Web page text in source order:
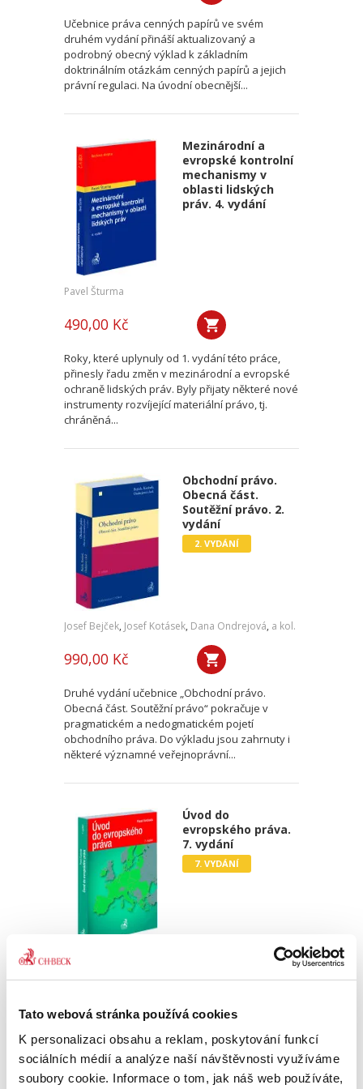
Tato webová stránka používá cookies
K personalizaci obsahu a reklam, poskytování funkcí
sociálních médií a analýze naší návštěvnosti využíváme
soubory cookie. Informace o tom, jak náš web používáte,
Učebnice práva cenných papírů ve svém
druhém vydání přináší aktualizovaný a
podrobný obecný výklad k základním
doktrinálním otázkám cenných papírů a jejich
právní regulaci. Na úvodní obecnější...
Mezinárodní a
evropské kontrolní
mechanismy v
oblasti lidských
práv. 4. vydání
Pavel Šturma
490,00 Kč
Roky, které uplynuly od 1. vydání této práce,
přinesly řadu změn v mezinárodní a evropské
ochraně lidských práv. Byly přijaty některé nové
instrumenty rozvíjející materiální právo, tj.
chráněná...
Obchodní právo.
Obecná část.
Soutěžní právo. 2.
vydání
2. VYDÁNÍ
Josef Bejček, Josef Kotásek, Dana Ondrejová, a kol.
990,00 Kč
Druhé vydání učebnice „Obchodní právo.
Obecná část. Soutěžní právo“ pokračuje v
pragmatickém a nedogmatickém pojetí
obchodního práva. Do výkladu jsou zahrnuty i
některé významné veřejnoprávní...
Úvod do
evropského práva.
7. vydání
7. VYDÁNÍ
Pavel Svoboda
elementární souhrnná informace o právu
Evropské unie. Jejím cílem je na relativně malém
prostoru nastínit základní prvky a principy